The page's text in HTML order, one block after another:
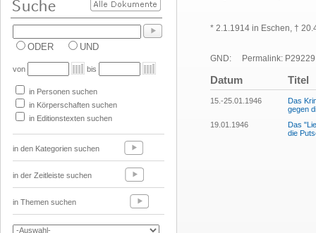
ODER UND
von bis
in Personen suchen
in Körperschaften suchen
in Editionstexten suchen
in den Kategorien suchen
in der Zeitleiste suchen
in Themen suchen
* 2.1.1914 in Eschen, †
GND: Permalink: P29229
Datum Titel
15.-25.01.1946
Das
gegen
19.01.1946
Das
die